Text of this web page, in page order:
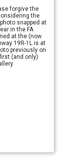
forgive the
the
snapped at
in the FA
at the (now
19R-1L is at
previously on
(and only)